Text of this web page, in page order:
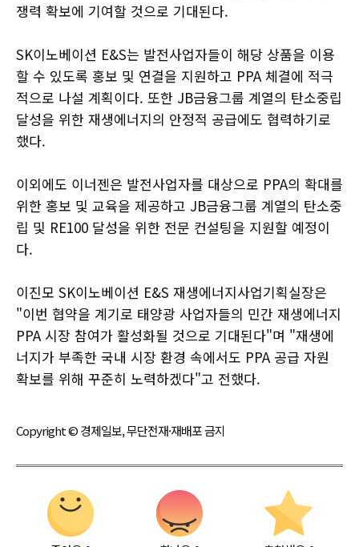
쟁력 확보에 기여할 것으로 기대된다.
SK이노베이션 E&S는 발전사업자들이 해당 상품을 이용
할 수 있도록 홍보 및 연결을 지원하고 PPA 체결에 적극
적으로 나설 계획이다. 또한 JB금융그룹 계열의 탄소중립
달성을 위한 재생에너지의 안정적 공급에도 협력하기로
했다.
이외에도 이너젠은 발전사업자를 대상으로 PPA의 확대를
위한 홍보 및 교육을 제공하고 JB금융그룹 계열의 탄소중
립 및 RE100 달성을 위한 전문 컨설팅을 지원할 예정이
다.
이진모 SK이노베이션 E&S 재생에너지사업기획실장은
"이번 협약을 계기로 태양광 사업자들의 민간 재생에너지
PPA 시장 참여가 활성화될 것으로 기대된다"며 "재생에
너지가 부족한 국내 시장 환경 속에서도 PPA 공급 자원
확보를 위해 꾸준히 노력하겠다"고 전했다.
Copyright © 경제일보, 무단전재·재배포 금지